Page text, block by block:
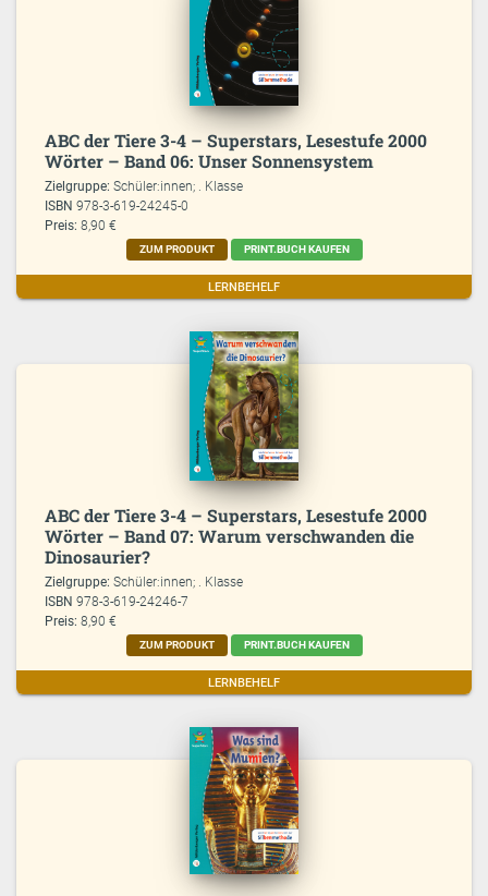
ABC der Tiere 3-4 – Superstars, Lesestufe 2000
Wörter – Band 06: Unser Sonnensystem
Zielgruppe:Schüler:innen; . Klasse
ISBN978-3-619-24245-0
Preis: 8,90 €
ZUM PRODUKT PRINT.BUCH KAUFEN
LERNBEHELF
ABC der Tiere 3-4 – Superstars, Lesestufe 2000
Wörter – Band 07: Warum verschwanden die
Dinosaurier?
Zielgruppe:Schüler:innen; . Klasse
ISBN978-3-619-24246-7
Preis: 8,90 €
ZUM PRODUKT PRINT.BUCH KAUFEN
LERNBEHELF